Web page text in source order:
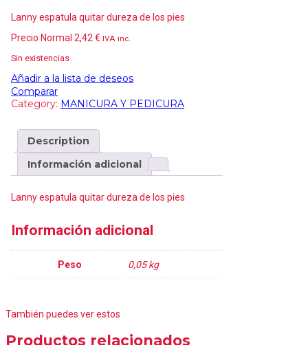
Lanny espatula quitar dureza de los pies
Precio Normal 2,42 € IVA inc.
Sin existencias
Añadir a la lista de deseos
Comparar
Category: MANICURA Y PEDICURA
Description
Información adicional
Lanny espatula quitar dureza de los pies
Información adicional
Peso 0,05 kg
También puedes ver estos
Productos relacionados